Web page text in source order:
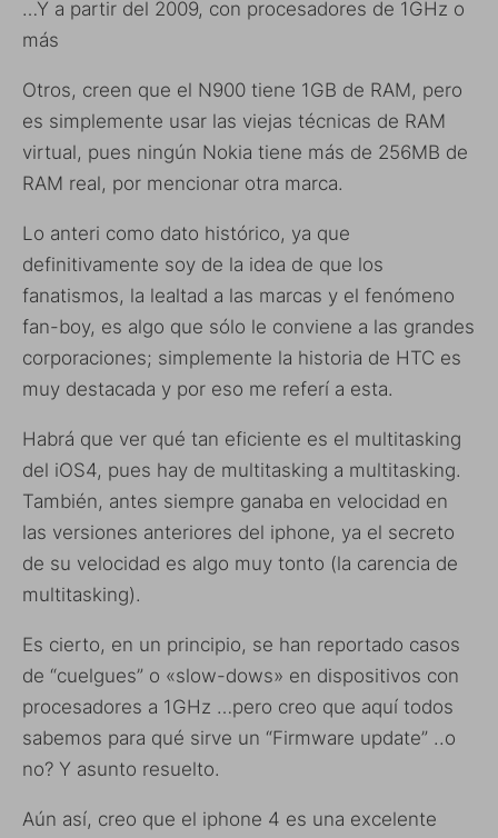
…Y a partir del 2009, con procesadores de 1GHz o
más
Otros, creen que el N900 tiene 1GB de RAM, pero
es simplemente usar las viejas técnicas de RAM
virtual, pues ningún Nokia tiene más de 256MB de
RAM real, por mencionar otra marca.
Lo anteri como dato histórico, ya que
definitivamente soy de la idea de que los
fanatismos, la lealtad a las marcas y el fenómeno
fan-boy, es algo que sólo le conviene a las grandes
corporaciones; simplemente la historia de HTC es
muy destacada y por eso me referí a esta.
Habrá que ver qué tan eficiente es el multitasking
del iOS4, pues hay de multitasking a multitasking.
También, antes siempre ganaba en velocidad en
las versiones anteriores del iphone, ya el secreto
de su velocidad es algo muy tonto (la carencia de
multitasking).
Es cierto, en un principio, se han reportado casos
de “cuelgues” o «slow-dows» en dispositivos con
procesadores a 1GHz …pero creo que aquí todos
sabemos para qué sirve un “Firmware update” ..o
no? Y asunto resuelto.
Aún así, creo que el iphone 4 es una excelente